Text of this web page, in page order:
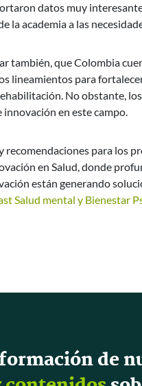
datos muy
la academia a las
también, que Colombia
lineamientos para
No obstante,
en este campo.
recomendaciones para los
en Salud, donde
están generando
Salud mental y Bienestar
de